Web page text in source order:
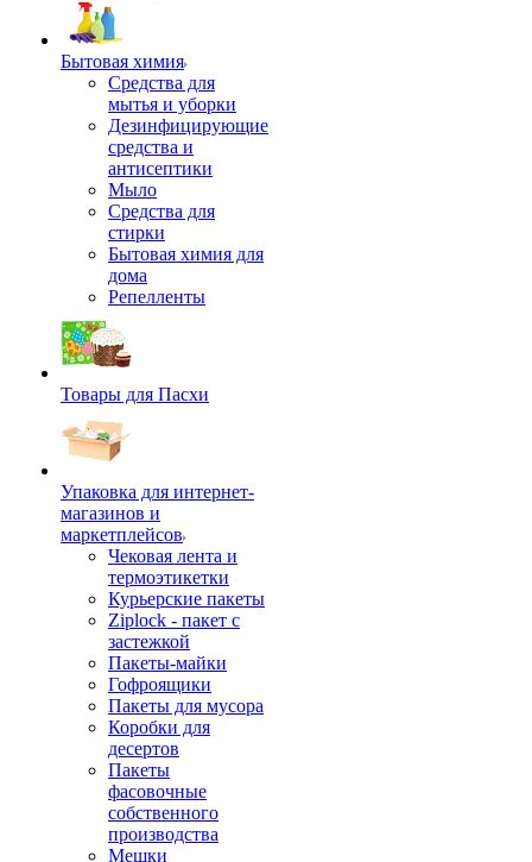
Бытовая химия
Средства для
мытья и уборки
Дезинфицирующие
средства и
антисептики
Мыло
Средства для
стирки
Бытовая химия для
дома
Репелленты
Товары для Пасхи
Упаковка для интернет-
магазинов и
маркетплейсов
Чековая лента и
термоэтикетки
Курьерские пакеты
Ziplock - пакет с
застежкой
Пакеты-майки
Гофроящики
Пакеты для мусора
Коробки для
десертов
Пакеты
фасовочные
собственного
производства
Мешки